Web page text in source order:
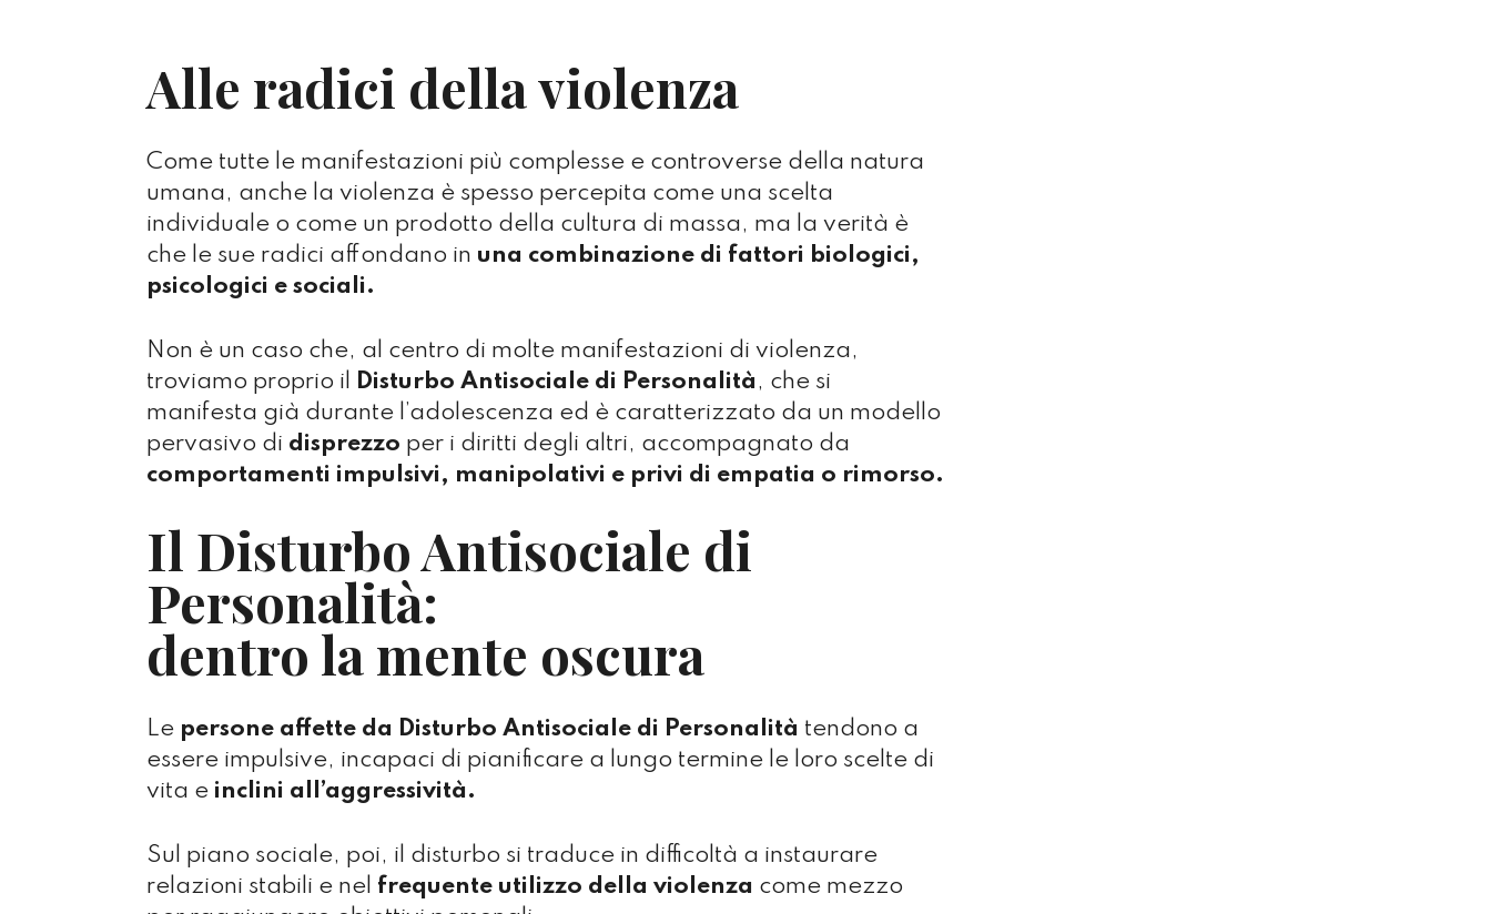
Alle radici della violenza
Come tutte le manifestazioni più complesse e controverse della natura
umana, anche la violenza è spesso percepita come una scelta
individuale o come un prodotto della cultura di massa, ma la verità è
che le sue radici affondano in una combinazione di fattori biologici,
psicologici e sociali.
Non è un caso che, al centro di molte manifestazioni di violenza,
troviamo proprio il
Disturbo Antisociale di Personalità, che si
manifesta già durante l’adolescenza ed è caratterizzato da un modello
pervasivo di disprezzo per i diritti degli altri, accompagnato da
comportamenti impulsivi, manipolativi e privi di empatia o rimorso.
Il Disturbo Antisociale di
Personalità:
dentro la mente oscura
Le persone affette da Disturbo Antisociale di Personalità tendono a
essere impulsive, incapaci di pianificare a lungo termine le loro scelte di
vita e inclini all’aggressività.
Sul piano sociale, poi, il disturbo si traduce in difficoltà a instaurare
relazioni stabili e nel frequente utilizzo della violenza come mezzo